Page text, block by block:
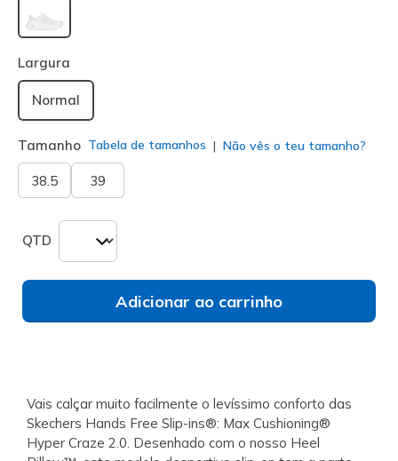
selecionado
Largura
Normal
Tamanho Tabela de tamanhos Não vês o teu tamanho?
38.5 39
QTD
Adicionar ao carrinho
Vais calçar muito facilmente o levíssimo conforto das
Skechers Hands Free Slip-ins®: Max Cushioning®
Hyper Craze 2.0. Desenhado com o nosso Heel